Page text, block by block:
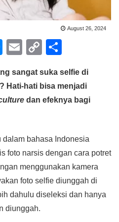
August 26, 2024
M
ss
e
er
E
ail
C
p
y
k
ar
e
sangat suka selfie di
Hati-hati bisa menjadi
dan efeknya bagi
dalam bahasa Indonesia
foto narsis dengan cara potret
menggunakan kamera
foto selfie diunggah di
dahulu diseleksi dan hanya
diunggah.